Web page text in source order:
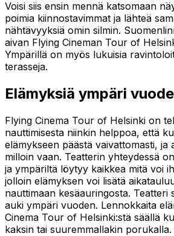
Voisi siis ensin mennä katsomaan
poimia kiinnostavimmat ja lähteä
nähtävyyksiä omin silmin.
aivan Flying Cineman Tour of
Ympärillä on myös lukuisia
terasseja.
Elämyksiä ympäri
Flying Cinema Tour of Helsinki on
nauttimisesta niinkin helppoa, että
elämykseen päästä vaivattomasti, ja
milloin vaan. Teatterin yhteydessä
ja ympäriltä löytyy kaikkea mitä voi
jolloin elämyksen voi lisätä
nauttimaan kesäauringosta. Teatteri
auki ympäri vuoden. Lennokkaita
Cinema Tour of Helsinki:stä säällä
kaksin tai suuremmallakin porukalla.